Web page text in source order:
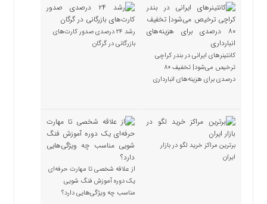
کانتینرهای ایرانی در بندر کراچی
ترخیص می‌شود| تخفیف ۸۰
درصدی برای هزینه‌های انبارداری
رشد ۲۴ درصدی صدور کارت‌های
بازرگانی در گرگان
برترین مراکز خرید لگو در بازار
ایران
از علاقه شخصی تا مهارت حرفه‌ای
یک دوره آموزش فنگ شویی
مناسب چه ویژگی‌هایی دارد؟